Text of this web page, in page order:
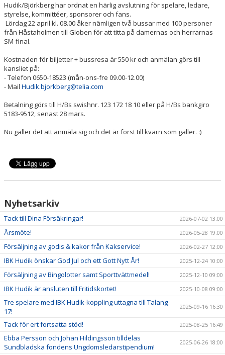
BILDER
IBIS INLOGGNING
HALLBOKNING
SPONSORER
LIVESÄNDNINGAR / HIGHLIGHTS
Hudik/Björkberg har ordnat en härlig avslutning för spelare, ledare,
styrelse, kommittéer, sponsorer och fans.
Lördag 22 april kl. 08.00 åker nämligen två bussar med 100 personer
från Håstaholmen till Globen för att titta på damernas och herrarnas
SM-final.
Kostnaden för biljetter + bussresa är 550 kr och anmälan görs till
kansliet på:
- Telefon 0650-18523 (mån-ons-fre 09.00-12.00)
- Mail Hudik.bjorkberg@telia.com
Betalning görs till H/Bs swishnr. 123 172 18 10 eller på H/Bs bankgiro
5183-9512, senast 28 mars.
Nu gäller det att anmäla sig och det är först till kvarn som gäller. :)
Nyhetsarkiv
Tack till Dina Försäkringar! 2026-07-02 13:00
Årsmöte! 2026-05-28 19:00
Försäljning av godis & kakor från Kakservice! 2026-02-27 12:00
IBK Hudik önskar God Jul och ett Gott Nytt År! 2025-12-24 10:00
Försäljning av Bingolotter samt Sporttvättmedel! 2025-12-10 09:00
IBK Hudik är ansluten till Fritidskortet! 2025-10-08 09:00
Tre spelare med IBK Hudik-koppling uttagna till Talang
17!
2025-09-16 16:30
Tack för ert fortsatta stöd! 2025-08-25 16:49
Ebba Persson och Johan Hildingsson tilldelas
Sundbladska fondens Ungdomsledarstipendium!
2025-06-26 18:00